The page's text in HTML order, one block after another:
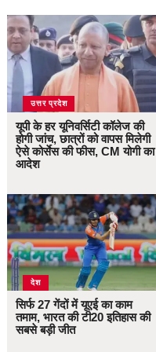
उत्तर प्रदेश
यूपी के हर यूनिवर्सिटी कॉलेज की
होगी जांच, छात्रों को वापस मिलेगी
ऐसे कोर्सेस की फीस, CM योगी का
आदेश
देश
सिर्फ 27 गेंदों में यूएई का काम
तमाम, भारत की टी20 इतिहास की
सबसे बड़ी जीत